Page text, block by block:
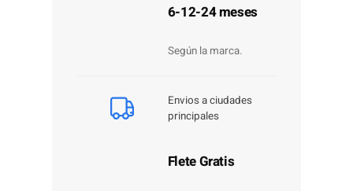
6-12-24 meses
Según la marca.
Envios a ciudades
principales
Flete Gratis